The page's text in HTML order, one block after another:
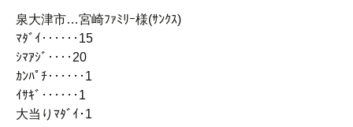
泉大津市…宮崎ﾌｧﾐﾘｰ様(ｻﾝｸｽ)
ﾏﾀﾞｲ‥‥‥15
ｼﾏｱｼﾞ‥‥20
ｶﾝﾊﾟﾁ‥‥‥1
ｲｻｷﾞ‥‥‥1
大当りﾏﾀﾞｲ･1